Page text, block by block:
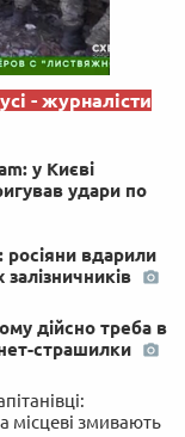
- журналісти
у Києві
удари по
росіяни вдарили
дійсно треба в
страшилки
місцеві змивають